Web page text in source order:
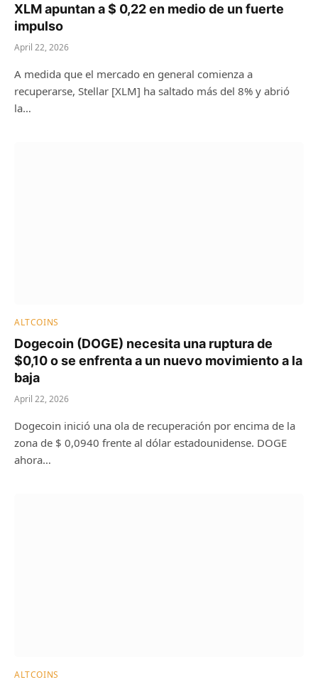
XLM apuntan a $ 0,22 en medio de un fuerte
impulso
April 22, 2026
A medida que el mercado en general comienza a
recuperarse, Stellar [XLM] ha saltado más del 8% y abrió
la…
ALTCOINS
Dogecoin (DOGE) necesita una ruptura de
$0,10 o se enfrenta a un nuevo movimiento a la
baja
April 22, 2026
Dogecoin inició una ola de recuperación por encima de la
zona de $ 0,0940 frente al dólar estadounidense. DOGE
ahora…
ALTCOINS